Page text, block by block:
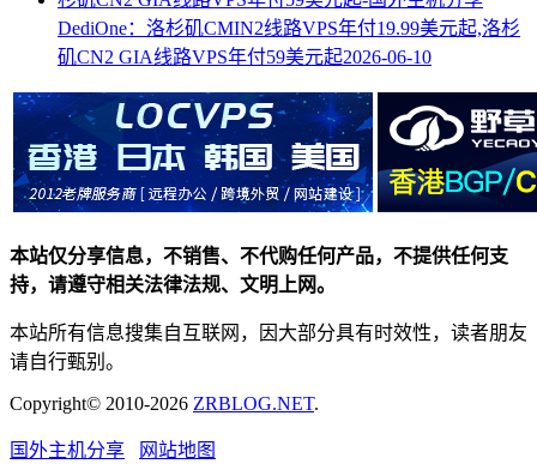
DediOne：洛杉矶CMIN2线路VPS年付19.99美元起,洛杉
矶CN2 GIA线路VPS年付59美元起2026-06-10
本站仅分享信息，不销售、不代购任何产品，不提供任何支
持，请遵守相关法律法规、文明上网。
本站所有信息搜集自互联网，因大部分具有时效性，读者朋友
请自行甄别。
Copyright© 2010-2026 ZRBLOG.NET.
国外主机分享 网站地图